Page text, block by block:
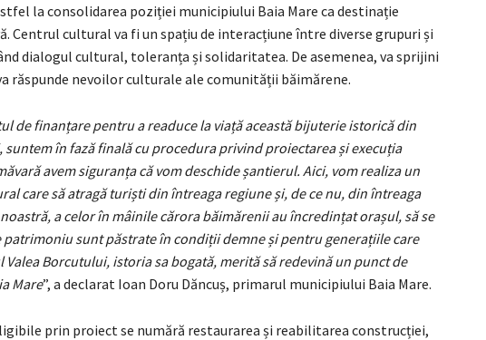
la consolidarea poziției municipiului Baia Mare ca destinație
Centrul cultural va fi un spațiu de interacțiune între diverse grupuri și
dialogul cultural, toleranța și solidaritatea. De asemenea, va sprijini
răspunde nevoilor culturale ale comunității băimărene.
de finanțare pentru a readuce la viață această bijuterie istorică din
în fază finală cu procedura privind proiectarea și execuția
avem siguranța că vom deschide șantierul. Aici, vom realiza un
care să atragă turiști din întreaga regiune și, de ce nu, din întreaga
a celor în mâinile cărora băimărenii au încredințat orașul, să se
patrimoniu sunt păstrate în condiții demne și pentru generațiile care
Valea Borcutului, istoria sa bogată, merită să redevină un punct de
Mare”, a declarat Ioan Doru Dăncuș, primarul municipiului Baia Mare.
prin proiect se numără restaurarea și reabilitarea construcției,